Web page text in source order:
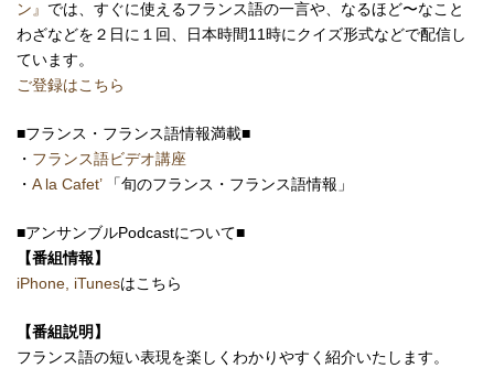
ン』 では、すぐに使えるフランス語の一言や、なるほど〜なこと
わざなどを２日に１回、日本時間11時にクイズ形式などで配信し
ています。
ご登録はこちら
■フランス・フランス語情報満載■
・ フランス語ビデオ講座
・ A la Cafet’「旬のフランス・フランス語情報」
■アンサンブルPodcastについて■
【番組情報】
iPhone, iTunesはこちら
【番組説明】
フランス語の短い表現を楽しくわかりやすく紹介いたします。